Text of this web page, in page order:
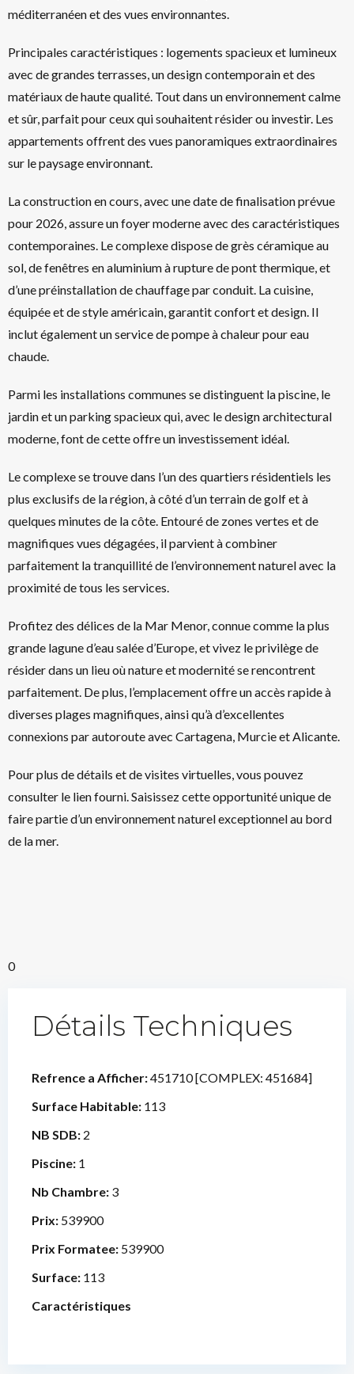
méditerranéen et des vues environnantes.
Principales caractéristiques : logements spacieux et lumineux
avec de grandes terrasses, un design contemporain et des
matériaux de haute qualité. Tout dans un environnement calme
et sûr, parfait pour ceux qui souhaitent résider ou investir. Les
appartements offrent des vues panoramiques extraordinaires
sur le paysage environnant.
La construction en cours, avec une date de finalisation prévue
pour 2026, assure un foyer moderne avec des caractéristiques
contemporaines. Le complexe dispose de grès céramique au
sol, de fenêtres en aluminium à rupture de pont thermique, et
d’une préinstallation de chauffage par conduit. La cuisine,
équipée et de style américain, garantit confort et design. Il
inclut également un service de pompe à chaleur pour eau
chaude.
Parmi les installations communes se distinguent la piscine, le
jardin et un parking spacieux qui, avec le design architectural
moderne, font de cette offre un investissement idéal.
Le complexe se trouve dans l’un des quartiers résidentiels les
plus exclusifs de la région, à côté d’un terrain de golf et à
quelques minutes de la côte. Entouré de zones vertes et de
magnifiques vues dégagées, il parvient à combiner
parfaitement la tranquillité de l’environnement naturel avec la
proximité de tous les services.
Profitez des délices de la Mar Menor, connue comme la plus
grande lagune d’eau salée d’Europe, et vivez le privilège de
résider dans un lieu où nature et modernité se rencontrent
parfaitement. De plus, l’emplacement offre un accès rapide à
diverses plages magnifiques, ainsi qu’à d’excellentes
connexions par autoroute avec Cartagena, Murcie et Alicante.
Pour plus de détails et de visites virtuelles, vous pouvez
consulter le lien fourni. Saisissez cette opportunité unique de
faire partie d’un environnement naturel exceptionnel au bord
de la mer.
0
Détails Techniques
Refrence a Afficher:451710 [COMPLEX: 451684]
Surface Habitable: 113
NB SDB: 2
Piscine: 1
Nb Chambre: 3
Prix: 539900
Prix Formatee: 539900
Surface: 113
Caractéristiques